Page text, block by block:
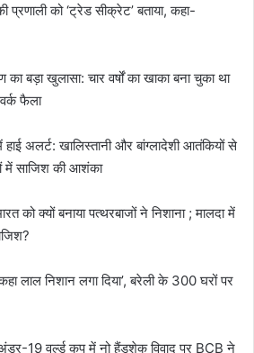
को ‘ट्रेड सीक्रेट’ बताया, कहा-
बड़ा खुलासा: चार वर्षों का खाका बना चुका था
फैला
अलर्ट: खालिस्तानी और बांग्लादेशी आतंकियों से
में साजिश की आशंका
को क्यों बनाया पत्थरबाजों ने निशाना ; मालदा में
लाल निशान लगा दिया’, बरेली के 300 घरों पर
अंडर-19 वर्ल्ड कप में नो हैंडशेक विवाद पर BCB ने